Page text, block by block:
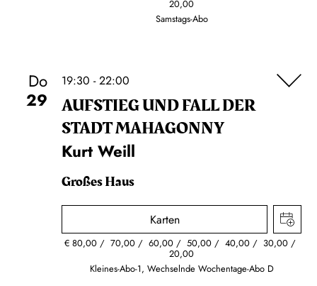
20,00
Samstags-Abo
Do
29
19:30 - 22:00
AUFSTIEG UND FALL DER
STADT MAHAGONNY
Kurt Weill
Großes Haus
Karten
€80,00 70,00 60,00 50,00 40,00 30,00
20,00
Kleines-Abo-1, Wechselnde Wochentage-Abo D